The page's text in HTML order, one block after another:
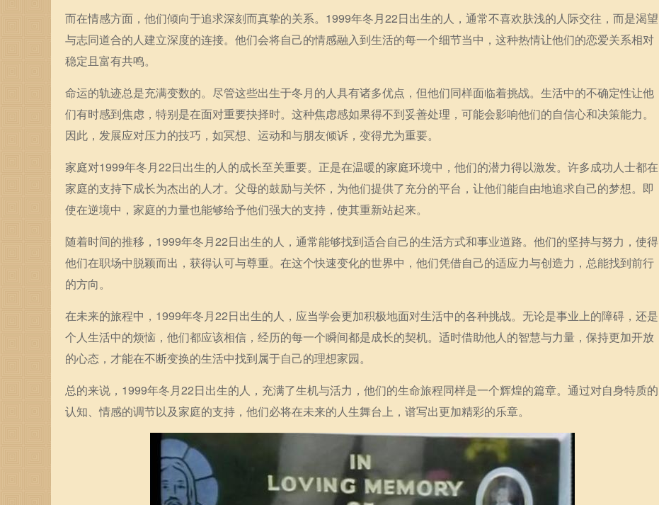
而在情感方面，他们倾向于追求深刻而真挚的关系。1999年冬月22日出生的人，通常不喜欢肤浅的人际交往，而是渴望
与志同道合的人建立深度的连接。他们会将自己的情感融入到生活的每一个细节当中，这种热情让他们的恋爱关系相对
稳定且富有共鸣。
命运的轨迹总是充满变数的。尽管这些出生于冬月的人具有诸多优点，但他们同样面临着挑战。生活中的不确定性让他
们有时感到焦虑，特别是在面对重要抉择时。这种焦虑感如果得不到妥善处理，可能会影响他们的自信心和决策能力。
因此，发展应对压力的技巧，如冥想、运动和与朋友倾诉，变得尤为重要。
家庭对1999年冬月22日出生的人的成长至关重要。正是在温暖的家庭环境中，他们的潜力得以激发。许多成功人士都在
家庭的支持下成长为杰出的人才。父母的鼓励与关怀，为他们提供了充分的平台，让他们能自由地追求自己的梦想。即
使在逆境中，家庭的力量也能够给予他们强大的支持，使其重新站起来。
随着时间的推移，1999年冬月22日出生的人，通常能够找到适合自己的生活方式和事业道路。他们的坚持与努力，使得
他们在职场中脱颖而出，获得认可与尊重。在这个快速变化的世界中，他们凭借自己的适应力与创造力，总能找到前行
的方向。
在未来的旅程中，1999年冬月22日出生的人，应当学会更加积极地面对生活中的各种挑战。无论是事业上的障碍，还是
个人生活中的烦恼，他们都应该相信，经历的每一个瞬间都是成长的契机。适时借助他人的智慧与力量，保持更加开放
的心态，才能在不断变换的生活中找到属于自己的理想家园。
总的来说，1999年冬月22日出生的人，充满了生机与活力，他们的生命旅程同样是一个辉煌的篇章。通过对自身特质的
认知、情感的调节以及家庭的支持，他们必将在未来的人生舞台上，谱写出更加精彩的乐章。